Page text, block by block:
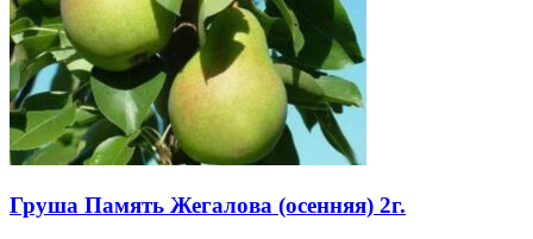
Груша Память Жегалова (осенняя) 2г.